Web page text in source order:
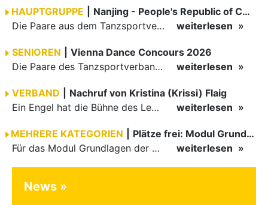
HAUPTGRUPPE
Nanjing - People's Republic of China
Die Paare aus dem Tanzsportverband Baden-Württemberg (TBW) haben beim hochklassig besetzten WDSF GrandSlam im chinesischen Nanjing wieder einmal auf internationalem Top-Niveau geglänzt. Das…
weiterlesen
SENIOREN
Vienna Dance Concours 2026
Die Paare des Tanzsportverbandes Baden-Württemberg (TBW) glänzten auf dem internationalen Parkett des Vienna Dance Concourse 2026 im Wiener Rathaus mit hervorragenden Platzierungen Ergebnisse unter: …
weiterlesen
VERBAND
Nachruf von Kristina (Krissi) Flaig
Ein Engel hat die Bühne des Lebens verlassen. Viel zu früh, plötzlich und für uns alle unfassbar, wurde unsere geliebte Kristina (Krissi) Flaig im Alter von 36 Jahren aus dem Leben gerissen. Das Tanzen…
weiterlesen
MEHRERE KATEGORIEN
Plätze frei: Modul Grundlagen
Für das Modul Grundlagen der Breitensportausbildung vom 10. bis 13. September an der Landessportschule Albstadt sind noch Plätze frei. Das Modul kann auch für den Lizenzerhalt (30 LE fachlich) genutzt…
weiterlesen
News